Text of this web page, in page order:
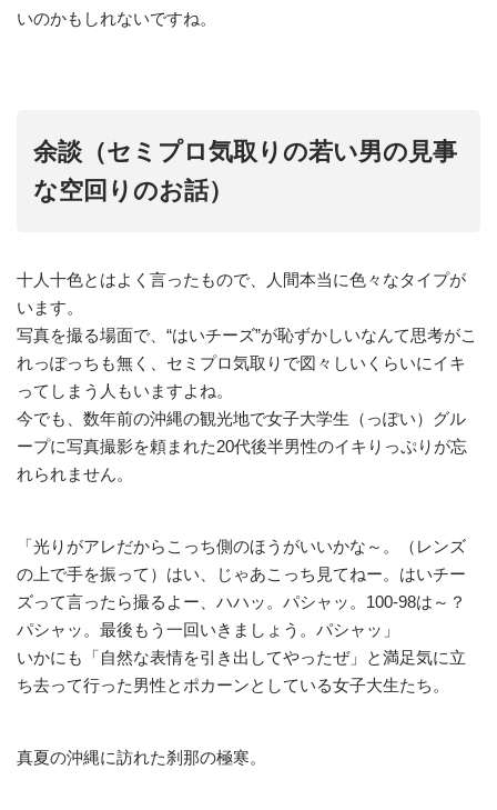
いのかもしれないですね。
余談（セミプロ気取りの若い男の見事
な空回りのお話）
十人十色とはよく言ったもので、人間本当に色々なタイプが
います。
写真を撮る場面で、“はいチーズ”が恥ずかしいなんて思考がこ
れっぽっちも無く、セミプロ気取りで図々しいくらいにイキ
ってしまう人もいますよね。
今でも、数年前の沖縄の観光地で女子大学生（っぽい）グル
ープに写真撮影を頼まれた20代後半男性のイキりっぷりが忘
れられません。
「光りがアレだからこっち側のほうがいいかな～。（レンズ
の上で手を振って）はい、じゃあこっち見てねー。はいチー
ズって言ったら撮るよー、ハハッ。パシャッ。100-98は～？
パシャッ。最後もう一回いきましょう。パシャッ」
いかにも「自然な表情を引き出してやったぜ」と満足気に立
ち去って行った男性とポカーンとしている女子大生たち。
真夏の沖縄に訪れた刹那の極寒。